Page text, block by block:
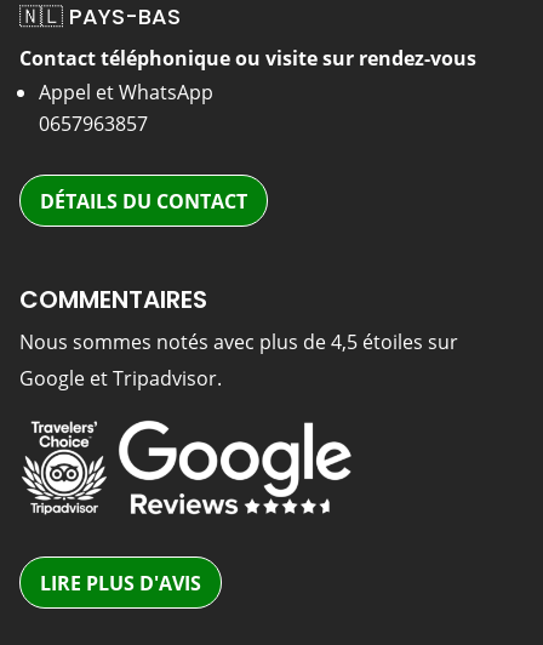
🇳🇱 PAYS-BAS
Contact téléphonique ou visite sur rendez-vous
Appel et WhatsApp
0657963857
DÉTAILS DU CONTACT
COMMENTAIRES
Nous sommes notés avec plus de 4,5 étoiles sur
Google et Tripadvisor.
LIRE PLUS D'AVIS